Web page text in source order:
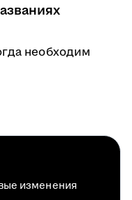
необходим
изменения